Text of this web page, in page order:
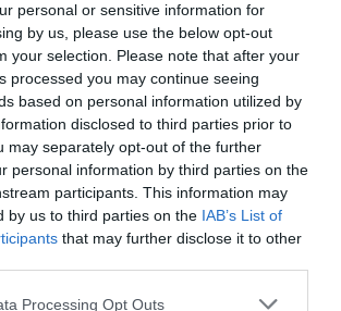
personal or sensitive information for
by us, please use the below opt-out
your selection. Please note that after your
processed you may continue seeing
based on personal information utilized by
disclosed to third parties prior to
may separately opt-out of the further
personal information by third parties on the
participants. This information may
by us to third parties on the IAB’s List of
that may further disclose it to other
this website/app uses one or more Google
Processing Opt Outs
is!
szűnik meg az e-autók
a kínai porszívógyártó
gyorsíthatja az e-autók